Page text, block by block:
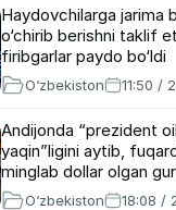
Haydovchilarga jarima
o‘chirib berishni taklif
firibgarlar paydo bo‘ldi
O‘zbekiston 11:50 /
Andijonda “prezident
yaqin”ligini aytib,
minglab dollar olgan
O‘zbekiston 18:08 /